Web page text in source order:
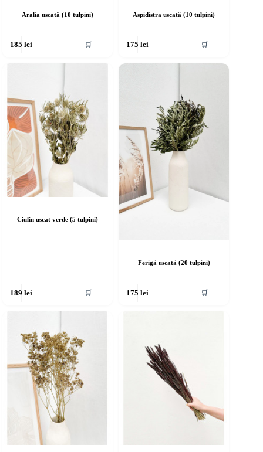
Aralia uscată (10 tulpini)
185lei 🛒
Aspidistra uscată (10 tulpini)
175lei 🛒
Ciulin uscat verde (5 tulpini)
189lei 🛒
Ferigă uscată (20 tulpini)
175lei 🛒